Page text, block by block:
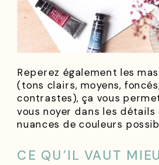
Reperez également les
(tons clairs, moyens,
contrastes), ça vous
vous noyer dans les
nuances de couleurs
CE QU’IL VAUT